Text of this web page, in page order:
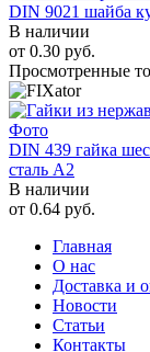
DIN 9021 шайба
В наличии
от 0.30 руб.
Просмотренные
DIN 439 гайка
сталь A2
В наличии
от 0.64 руб.
Главная
О нас
Доставка и
Новости
Статьи
Контакты